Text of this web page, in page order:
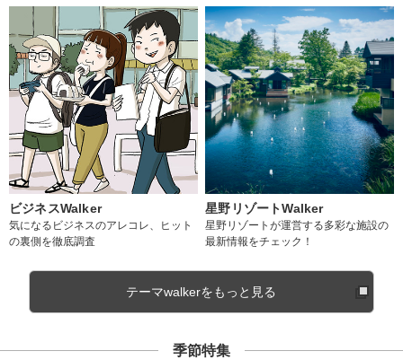
ビジネスWalker
気になるビジネスのアレコレ、ヒット
の裏側を徹底調査
星野リゾートWalker
星野リゾートが運営する多彩な施設の
最新情報をチェック！
テーマwalkerをもっと見る
季節特集